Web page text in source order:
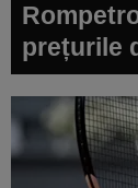
prețurile